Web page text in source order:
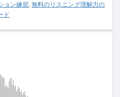
ョン練習, 無料のリスニング理解力の
ド